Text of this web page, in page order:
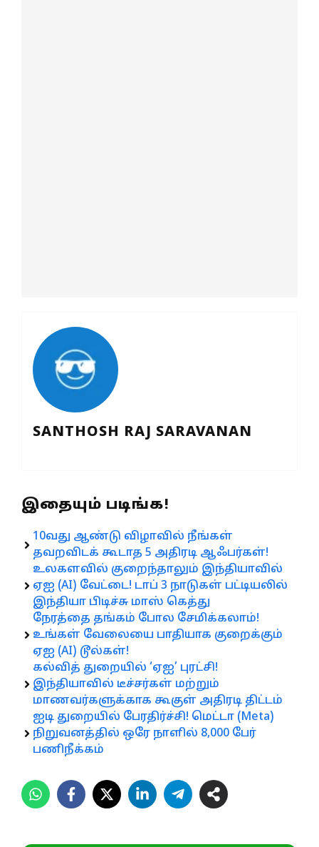
SANTHOSH RAJ SARAVANAN
இதையும் படிங்க!
10வது ஆண்டு விழாவில் நீங்கள்
தவறவிடக் கூடாத 5 அதிரடி ஆஃபர்கள்!
உலகளவில் குறைந்தாலும் இந்தியாவில்
ஏஐ (AI) வேட்டை! டாப் 3 நாடுகள் பட்டியலில்
இந்தியா பிடிச்சு மாஸ் கெத்து
நேரத்தை தங்கம் போல சேமிக்கலாம்!
உங்கள் வேலையை பாதியாக குறைக்கும்
ஏஐ (AI) டூல்கள்!
கல்வித் துறையில் ‘ஏஐ’ புரட்சி!
இந்தியாவில் டீச்சர்கள் மற்றும்
மாணவர்களுக்காக கூகுள் அதிரடி திட்டம்
ஐடி துறையில் பேரதிர்ச்சி! மெட்டா (Meta)
நிறுவனத்தில் ஒரே நாளில் 8,000 பேர்
பணிநீக்கம்